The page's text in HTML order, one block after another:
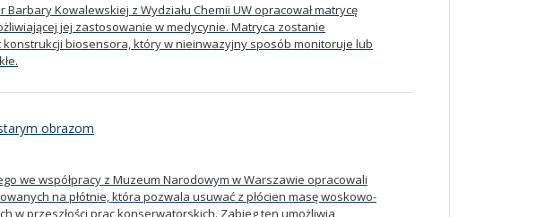
Kowalewskiej z Wydziału Chemii UW opracował matrycę
jej zastosowanie w medycynie. Matryca zostanie
biosensora, który w nieinwazyjny sposób monitoruje lub
obrazom
we współpracy z Muzeum Narodowym w Warszawie opracowali
na płótnie, która pozwala usuwać z płócien masę woskowo-
w przeszłości prac konserwatorskich. Zabieg ten umożliwia